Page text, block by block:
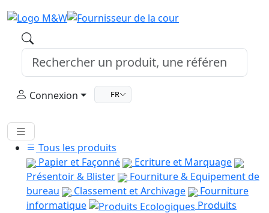
Connexion FR
Tous les produits
Papier et Façonné
Ecriture et Marquage
Présentoir & Blister
Fourniture & Equipement de
bureau
Classement et Archivage
Fourniture
informatique
Produits